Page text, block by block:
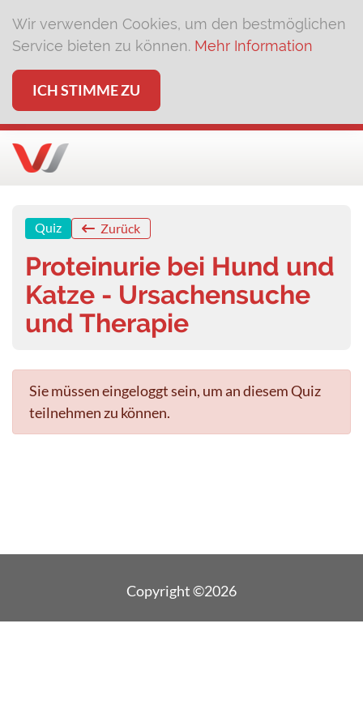
Wir verwenden Cookies, um den bestmöglichen
Service bieten zu können. Mehr Information
ICH STIMME ZU
Quiz Zurück
Proteinurie bei Hund und
Katze - Ursachensuche
und Therapie
Sie müssen eingeloggt sein, um an diesem Quiz
teilnehmen zu können.
Copyright ©2026